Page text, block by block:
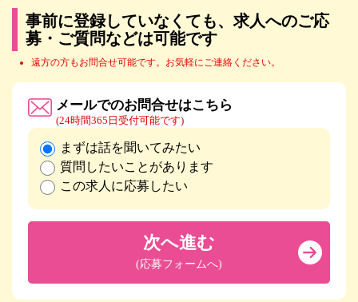
事前に登録していなくても、求人へのご応
募・ご質問などは可能です
遠方の方もお問合せ可能です。お気軽にご連絡ください。
メールでのお問合せはこちら
(24時間365日受付可能です)
まずは話を聞いてみたい
質問したいことがあります
この求人に応募したい
次へ進む
(応募フォームへ)